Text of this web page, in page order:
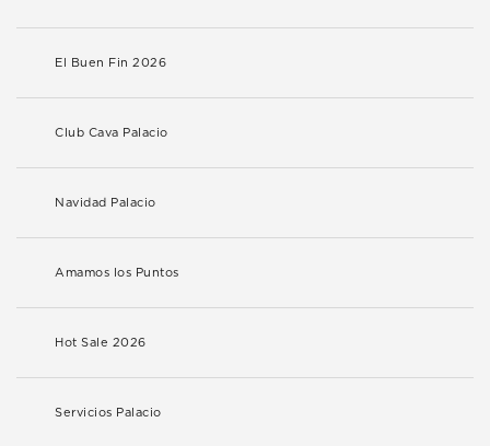
El Buen Fin 2026
Club Cava Palacio
Navidad Palacio
Amamos los Puntos
Hot Sale 2026
Servicios Palacio